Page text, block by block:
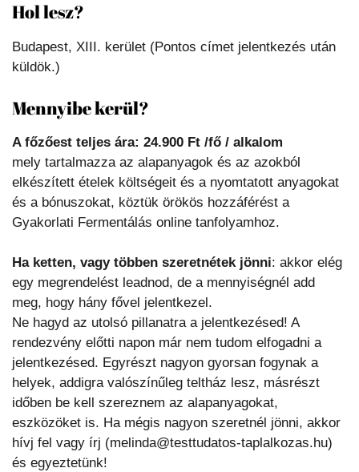
Hol lesz?
Budapest, XIII. kerület (Pontos címet jelentkezés után
küldök.)
Mennyibe kerül?
A főzőest teljes ára: 24.900 Ft /fő / alkalom
mely tartalmazza az alapanyagok és az azokból
elkészített ételek költségeit és a nyomtatott anyagokat
és a bónuszokat, köztük örökös hozzáférést a
Gyakorlati Fermentálás online tanfolyamhoz.
Ha ketten, vagy többen szeretnétek jönni: akkor elég
egy megrendelést leadnod, de a mennyiségnél add
meg, hogy hány fővel jelentkezel.
Ne hagyd az utolsó pillanatra a jelentkezésed! A
rendezvény előtti napon már nem tudom elfogadni a
jelentkezésed. Egyrészt nagyon gyorsan fogynak a
helyek, addigra valószínűleg teltház lesz, másrészt
időben be kell szereznem az alapanyagokat,
eszközöket is. Ha mégis nagyon szeretnél jönni, akkor
hívj fel vagy írj (melinda@testtudatos-taplalkozas.hu)
és egyeztetünk!